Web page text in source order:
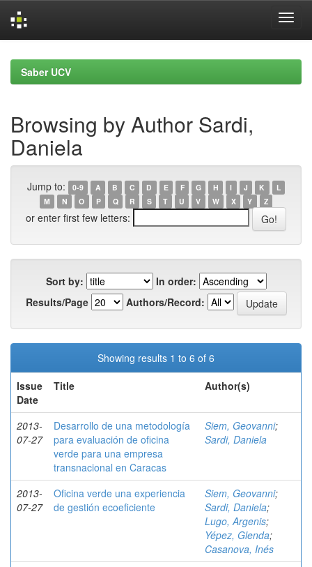
navigationSaber UCV
Browsing by Author Sardi,
Daniela
Jump to: 0-9 A B C D E F G H I J K
L
M
N O P Q R S T U V W X Y Z
or enter first few letters:
Sort by:
In order:
Results/Page
Authors/Record:
Showing results 1 to 6 of 6
Issue
Date
Title Author(s)
2013-
07-27
Desarrollo de una metodología
para evaluación de oficina
verde para una empresa
transnacional en Caracas
Siem, Geovanni;
Sardi, Daniela
2013-
07-27
Oficina verde una experiencia
de gestión ecoeficiente
Siem, Geovanni;
Sardi, Daniela;
Lugo, Argenis;
Yépez, Glenda;
Casanova, Inés